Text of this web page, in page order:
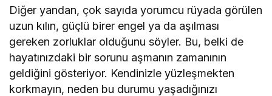
Diğer yandan, çok sayıda yorumcu rüyada görülen
uzun kılın, güçlü birer engel ya da aşılması
gereken zorluklar olduğunu söyler. Bu, belki de
hayatınızdaki bir sorunu aşmanın zamanının
geldiğini gösteriyor. Kendinizle yüzleşmekten
korkmayın, neden bu durumu yaşadığınızı